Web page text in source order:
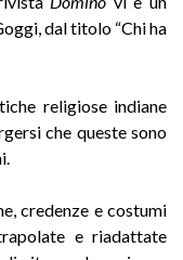
dal titolo “Chi ha
religiose indiane
che queste sono
credenze e costumi
e riadattate